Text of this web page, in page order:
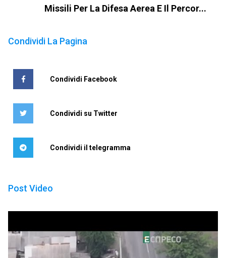
Missili Per La Difesa Aerea E Il Percor...
Condividi La Pagina
Condividi Facebook
Condividi su Twitter
Condividi il telegramma
Post Video